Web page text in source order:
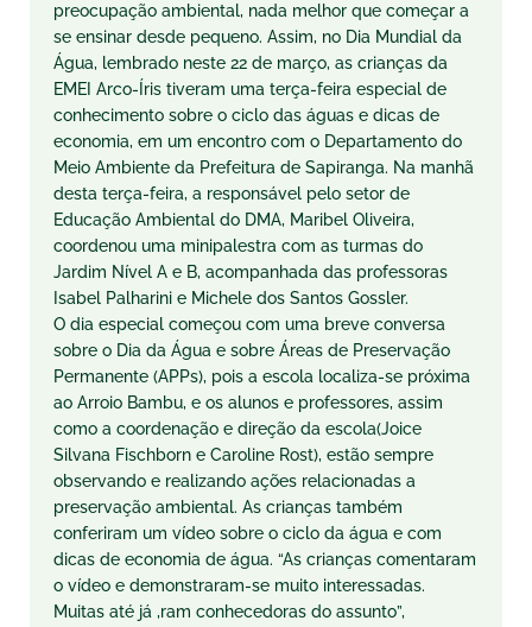
preocupação ambiental, nada melhor que começar a
se ensinar desde pequeno. Assim, no Dia Mundial da
Água, lembrado neste 22 de março, as crianças da
EMEI Arco-Íris tiveram uma terça-feira especial de
conhecimento sobre o ciclo das águas e dicas de
economia, em um encontro com o Departamento do
Meio Ambiente da Prefeitura de Sapiranga. Na manhã
desta terça-feira, a responsável pelo setor de
Educação Ambiental do DMA, Maribel Oliveira,
coordenou uma minipalestra com as turmas do
Jardim Nível A e B, acompanhada das professoras
Isabel Palharini e Michele dos Santos Gossler.
O dia especial começou com uma breve conversa
sobre o Dia da Água e sobre Áreas de Preservação
Permanente (APPs), pois a escola localiza-se próxima
ao Arroio Bambu, e os alunos e professores, assim
como a coordenação e direção da escola(Joice
Silvana Fischborn e Caroline Rost), estão sempre
observando e realizando ações relacionadas a
preservação ambiental. As crianças também
conferiram um vídeo sobre o ciclo da água e com
dicas de economia de água. “As crianças comentaram
o vídeo e demonstraram-se muito interessadas.
Muitas até já ,ram conhecedoras do assunto”,